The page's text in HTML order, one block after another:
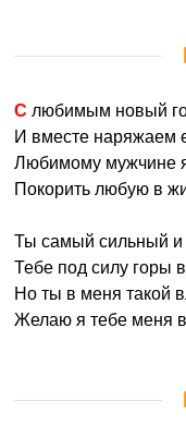
С любимым новый
И вместе наряжаем
Любимому мужчине
Покорить любую в
Ты самый сильный и
Тебе под силу горы
Но ты в меня такой
Желаю я тебе меня